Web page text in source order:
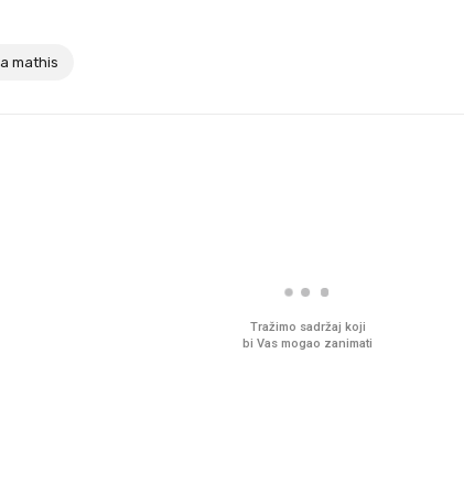
mathis
Tražimo sadržaj koji
bi Vas mogao zanimati